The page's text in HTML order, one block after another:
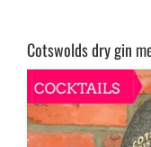
Cotswolds dry gin